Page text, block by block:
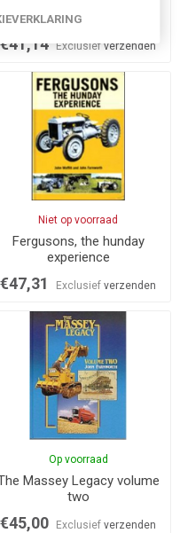
Memories
€41,14 Exclusiefverzenden
Niet op voorraad
Fergusons, the hunday
experience
€47,31 Exclusiefverzenden
Op voorraad
Massey Legacy volume
two
€45,00 Exclusiefverzenden